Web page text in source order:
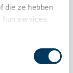
die ze hebben
hun services.